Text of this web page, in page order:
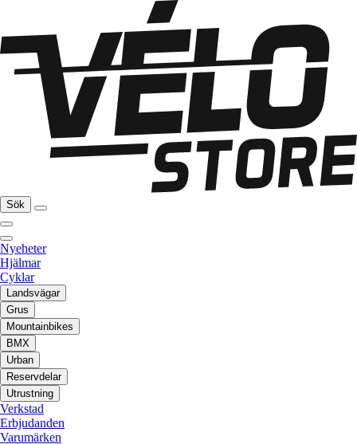
Sök
Nyeheter
Hjälmar
Cyklar
Landsvägar
Grus
Mountainbikes
BMX
Urban
Reservdelar
Utrustning
Verkstad
Erbjudanden
Varumärken